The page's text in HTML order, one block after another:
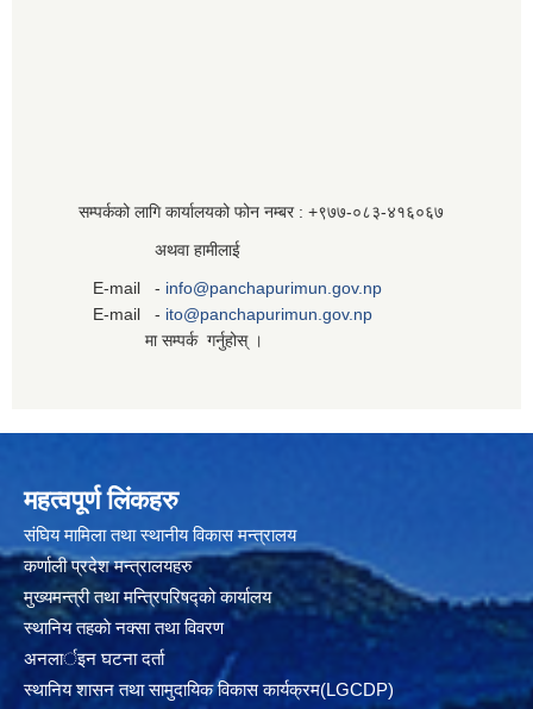
सम्पर्कको लागि कार्यालयको फोन नम्बर : +९७७-०८३‍-४१६०६७
अथवा हामीलाई
E-mail - info@panchapurimun.gov.np
E-mail - ito@panchapurimun.gov.np
मा सम्पर्क गर्नुहोस् ।
महत्वपूर्ण लिंकहरु
संघिय मामिला तथा स्थानीय विकास मन्त्रालय
कर्णाली प्रदेश मन्त्रालयहरु
मुख्यमन्त्री तथा मन्त्रिपरिषद्को कार्यालय
स्थानिय तहकाे नक्सा तथा विवरण
अनलार्इन घटना दर्ता
स्थानिय शासन तथा सामुदायिक विकास कार्यक्रम(LGCDP)